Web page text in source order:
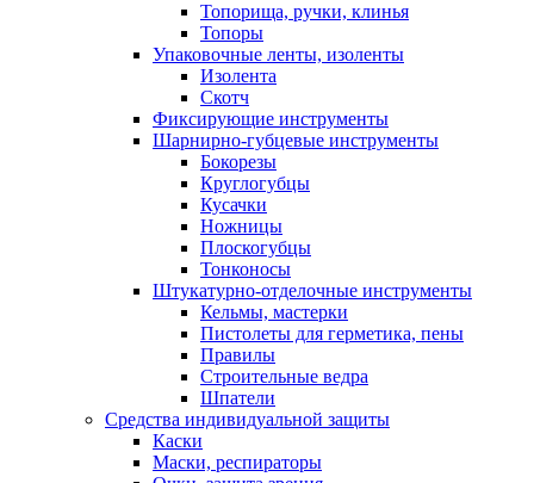
Топорища, ручки, клинья
Топоры
Упаковочные ленты, изоленты
Изолента
Скотч
Фиксирующие инструменты
Шарнирно-губцевые инструменты
Бокорезы
Круглогубцы
Кусачки
Ножницы
Плоскогубцы
Тонконосы
Штукатурно-отделочные инструменты
Кельмы, мастерки
Пистолеты для герметика, пены
Правилы
Строительные ведра
Шпатели
Средства индивидуальной защиты
Каски
Маски, респираторы